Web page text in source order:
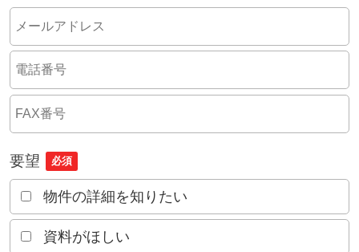
要望 必須
物件の詳細を知りたい
資料がほしい